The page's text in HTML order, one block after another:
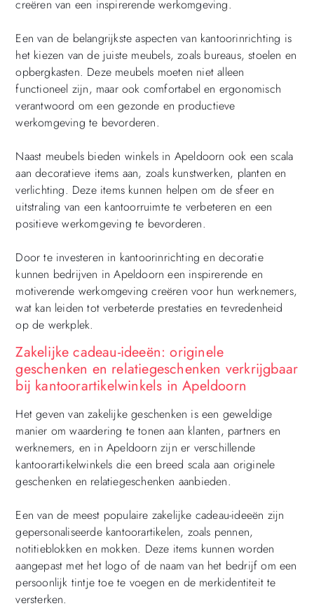
creëren van een inspirerende werkomgeving.
Een van de belangrijkste aspecten van kantoorinrichting is
het kiezen van de juiste meubels, zoals bureaus, stoelen en
opbergkasten. Deze meubels moeten niet alleen
functioneel zijn, maar ook comfortabel en ergonomisch
verantwoord om een gezonde en productieve
werkomgeving te bevorderen.
Naast meubels bieden winkels in Apeldoorn ook een scala
aan decoratieve items aan, zoals kunstwerken, planten en
verlichting. Deze items kunnen helpen om de sfeer en
uitstraling van een kantoorruimte te verbeteren en een
positieve werkomgeving te bevorderen.
Door te investeren in kantoorinrichting en decoratie
kunnen bedrijven in Apeldoorn een inspirerende en
motiverende werkomgeving creëren voor hun werknemers,
wat kan leiden tot verbeterde prestaties en tevredenheid
op de werkplek.
Zakelijke cadeau-ideeën: originele
geschenken en relatiegeschenken verkrijgbaar
bij kantoorartikelwinkels in Apeldoorn
Het geven van zakelijke geschenken is een geweldige
manier om waardering te tonen aan klanten, partners en
werknemers, en in Apeldoorn zijn er verschillende
kantoorartikelwinkels die een breed scala aan originele
geschenken en relatiegeschenken aanbieden.
Een van de meest populaire zakelijke cadeau-ideeën zijn
gepersonaliseerde kantoorartikelen, zoals pennen,
notitieblokken en mokken. Deze items kunnen worden
aangepast met het logo of de naam van het bedrijf om een
persoonlijk tintje toe te voegen en de merkidentiteit te
versterken.